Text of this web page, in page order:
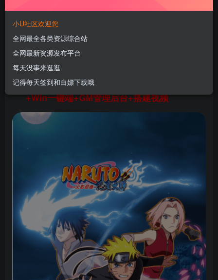
+Win一键端+GM管理后台+搭建视频
1年前更新
小U社区火影之忍者大师稀有卡牌回合制手游
+Win一键端+GM管理后台+搭建视频
小U社区欢迎您
全网最全各类资源综合站
全网最新资源发布平台
每天没事来逛逛
记得每天签到和白嫖下载哦